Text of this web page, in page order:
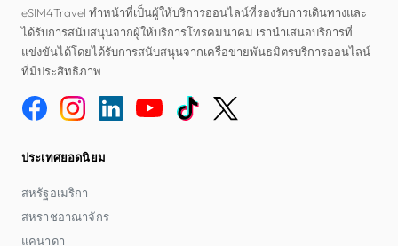
eSIM4Travel ทำหน้าที่เป็นผู้ให้บริการออนไลน์ที่รองรับการเดินทางและ
ได้รับการสนับสนุนจากผู้ให้บริการโทรคมนาคม เรานำเสนอบริการที่
แข่งขันได้โดยได้รับการสนับสนุนจากเครือข่ายพันธมิตรบริการออนไลน์
ที่มีประสิทธิภาพ
ประเทศยอดนิยม
สหรัฐอเมริกา
สหราชอาณาจักร
แคนาดา